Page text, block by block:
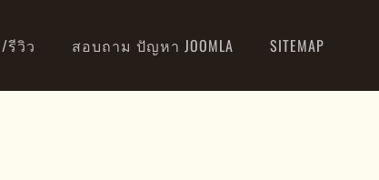
รีวิว สอบถาม ปัญหา JOOMLA SITEMAP